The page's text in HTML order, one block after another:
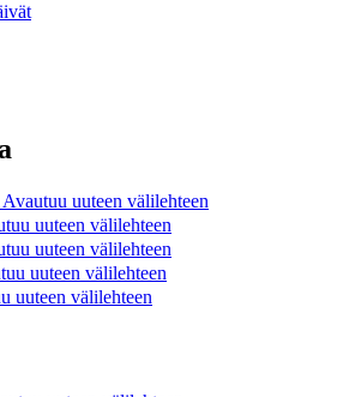
Avautuu uuteen välilehteen
uuteen välilehteen
uuteen välilehteen
uuteen välilehteen
uuteen välilehteen